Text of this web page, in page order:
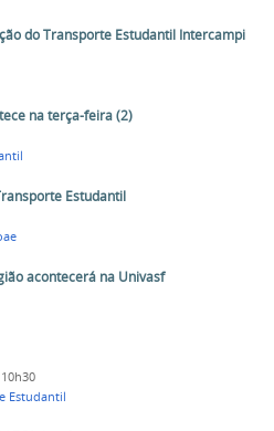
do Transporte Estudantil Intercampi
na terça-feira (2)
Estudantil
acontecerá na Univasf
Estudantil